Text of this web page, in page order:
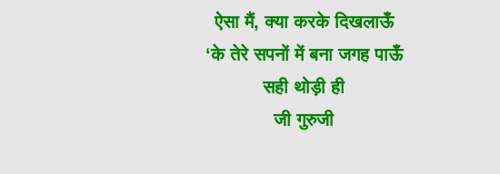
ऐसा मैं, क्या करके दिखलाऊँ
‘के तेरे सपनों में बना जगह पाऊँ
सही थोड़ी ही
जी गुरुजी